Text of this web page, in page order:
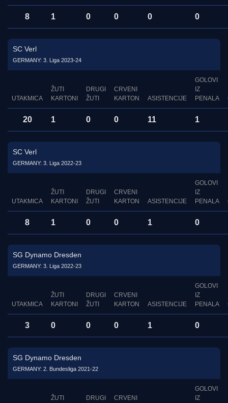
8 1 0 0 0 0
SC Verl
GERMANY: 3. Liga 2023-24
UTAKMICA
ŽUTI
KARTONI
DRUGI
ŽUTI
CRVENI
KARTON
ASISTENCIJE
GOLOVI
IZ
PENALA
20 1 0 0 11 1
SC Verl
GERMANY: 3. Liga 2022-23
UTAKMICA
ŽUTI
KARTONI
DRUGI
ŽUTI
CRVENI
KARTON
ASISTENCIJE
GOLOVI
IZ
PENALA
8 1 0 0 1 0
SG Dynamo Dresden
GERMANY: 3. Liga 2022-23
UTAKMICA
ŽUTI
KARTONI
DRUGI
ŽUTI
CRVENI
KARTON
ASISTENCIJE
GOLOVI
IZ
PENALA
3 0 0 0 1 0
SG Dynamo Dresden
GERMANY: 2. Bundesliga 2021-22
ŽUTI
DRUGI
CRVENI
GOLOVI
IZ